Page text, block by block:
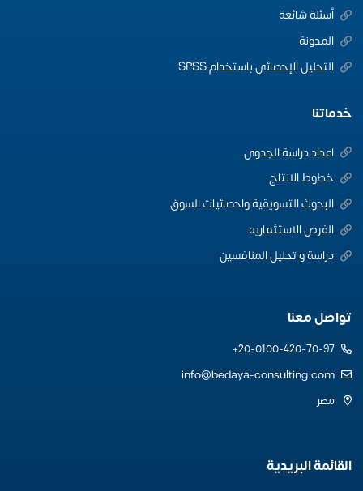
أسئلة شائعة
المدونة
التحليل الإحصائي باستخدام SPSS
خدماتنا
اعداد دراسة الجدوى
خطوط الانتاج
البحوث التسويقية واحصائيات السوق
الفرص الاستثماريه
دراسة و تحليل المنافسين
تواصل معنا
20-0100-420-70-97+
info@bedaya-consulting.com
مصر
القائمة البريدية